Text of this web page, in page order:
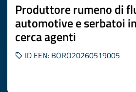
Produttore rumeno di
automotive e serbatoi
cerca agenti
ID EEN: BORO20260519005